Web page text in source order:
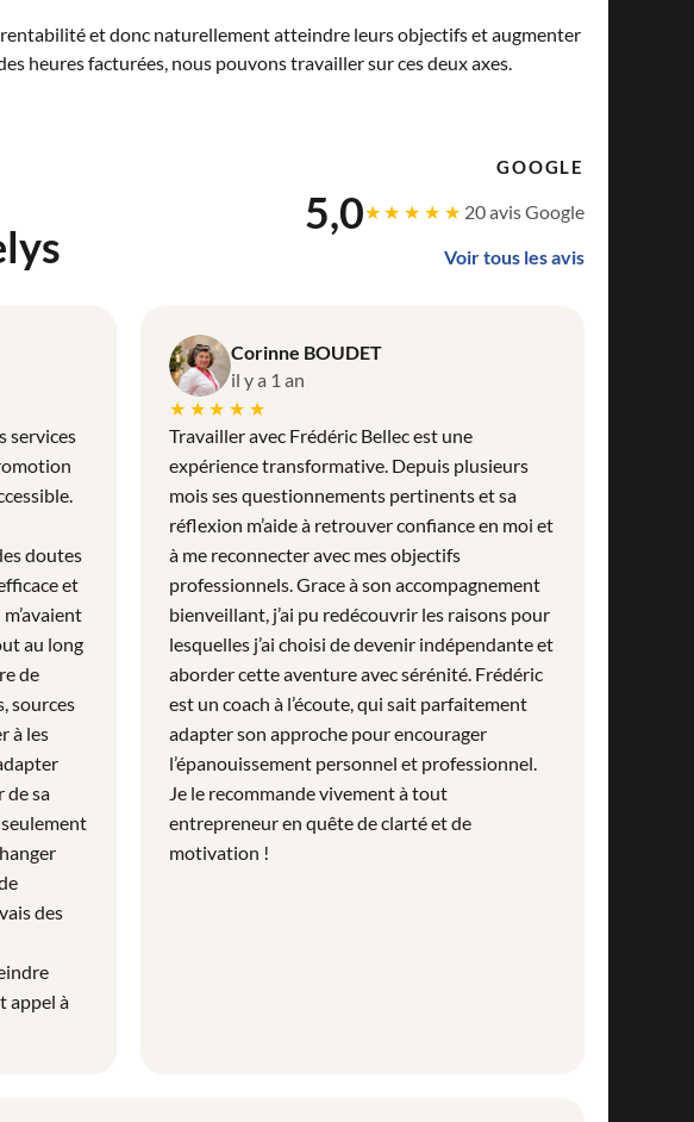
et donc naturellement atteindre leurs objectifs et augmenter
heures facturées, nous pouvons travailler sur ces deux axes.
GOOGLE
5,0★★★★★ 20 avis Google
Voir tous les avis
services
doutes
et
au long
de
sources
à les
de sa
des
appel à
Corinne BOUDET
il y a 1 an
★★★★★
Travailler avec Frédéric Bellec est une
expérience transformative. Depuis plusieurs
mois ses questionnements pertinents et sa
réflexion m’aide à retrouver confiance en moi et
à me reconnecter avec mes objectifs
professionnels. Grace à son accompagnement
bienveillant, j’ai pu redécouvrir les raisons pour
lesquelles j’ai choisi de devenir indépendante et
aborder cette aventure avec sérénité. Frédéric
est un coach à l’écoute, qui sait parfaitement
adapter son approche pour encourager
l’épanouissement personnel et professionnel.
Je le recommande vivement à tout
entrepreneur en quête de clarté et de
motivation !